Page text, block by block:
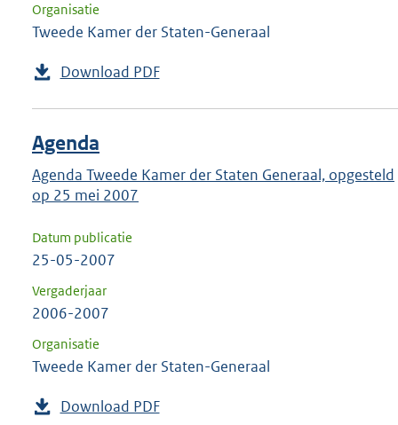
Organisatie
Tweede Kamer der Staten-Generaal
Download PDF
Agenda
Agenda Tweede Kamer der Staten Generaal, opgesteld
op 25 mei 2007
Datum publicatie
25-05-2007
Vergaderjaar
2006-2007
Organisatie
Tweede Kamer der Staten-Generaal
Download PDF